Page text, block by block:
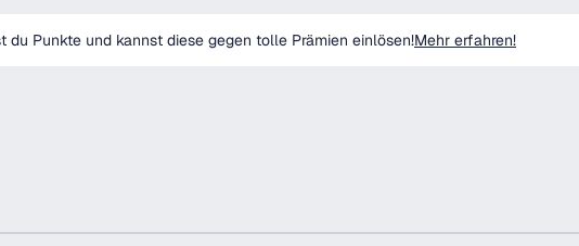
du Punkte und kannst diese gegen tolle Prämien einlösen!Mehr erfahren!